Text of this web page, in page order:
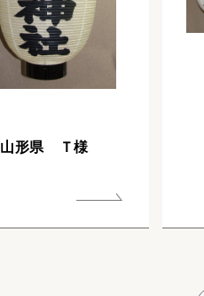
山形県 Ｔ様